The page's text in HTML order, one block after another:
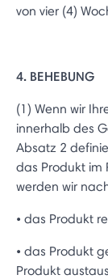
von vier (4)
4. BEHEBUNG
(1) Wenn wir
innerhalb des
Absatz 2
das Produkt im
werden wir
• das Produkt
• das Produkt
Produkt